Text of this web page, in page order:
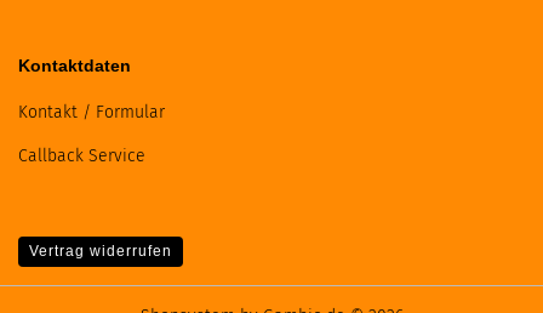
Kontaktdaten
Kontakt / Formular
Callback Service
Vertrag widerrufen